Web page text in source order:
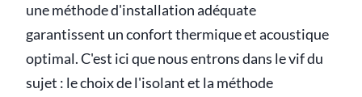
une méthode d'installation adéquate
garantissent un confort thermique et acoustique
optimal. C'est ici que nous entrons dans le vif du
sujet : le choix de l'isolant et la méthode